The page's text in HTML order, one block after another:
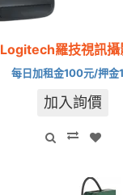
Logitech羅技視訊攝
每日加租金100元/押金
加入詢價